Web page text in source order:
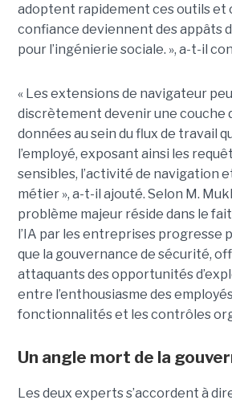
adoptent rapidement ces outils et
confiance deviennent des appâts
pour l’ingénierie sociale. », a-t-il
« Les extensions de navigateur
discrètement devenir une couche
données au sein du flux de travail
l’employé, exposant ainsi les
sensibles, l’activité de navigation
métier », a-t-il ajouté. Selon M.
problème majeur réside dans le
l’IA par les entreprises progresse
que la gouvernance de sécurité,
attaquants des opportunités
entre l’enthousiasme des
fonctionnalités et les contrôles
Un angle mort de la
Les deux experts s’accordent à